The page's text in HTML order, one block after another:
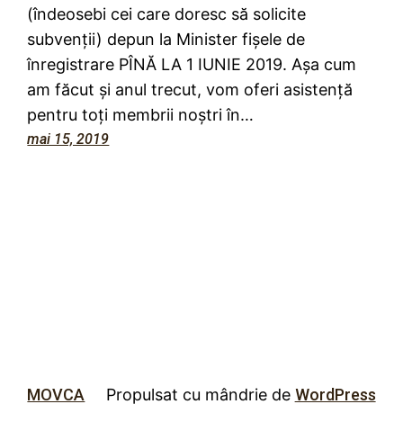
(îndeosebi cei care doresc să solicite
subvenții) depun la Minister fișele de
înregistrare PÎNĂ LA 1 IUNIE 2019. Așa cum
am făcut și anul trecut, vom oferi asistență
pentru toți membrii noștri în…
mai 15, 2019
MOVCA Propulsat cu mândrie de WordPress